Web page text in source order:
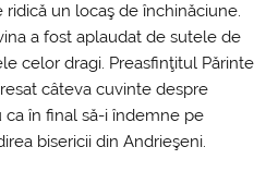
un locaş de închinăciune.
a fost aplaudat de sutele de
celor dragi. Preasfinţitul Părinte
câteva cuvinte despre
în final să-i îndemne pe
bisericii din Andrieşeni.